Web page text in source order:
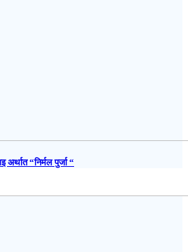
अर्थात “निर्मल पुर्जा “